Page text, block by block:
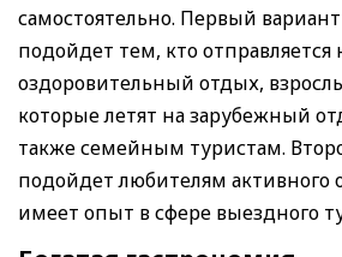
самостоятельно. Первый
подойдет тем, кто
оздоровительный отдых,
которые летят на зарубежный
также семейным туристам.
подойдет любителям активного
имеет опыт в сфере выездного